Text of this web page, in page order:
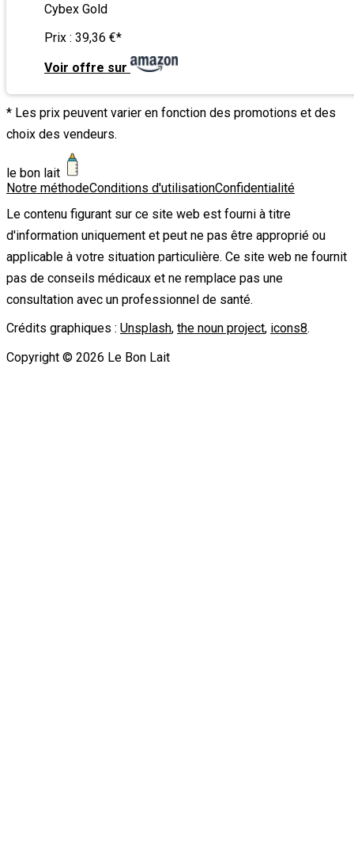
Cybex Gold
Prix : 39,36 €*
Voir offre sur
* Les prix peuvent varier en fonction des promotions et des
choix des vendeurs.
le bon lait
Notre méthodeConditions d'utilisationConfidentialité
Le contenu figurant sur ce site web est fourni à titre
d'information uniquement et peut ne pas être approprié ou
applicable à votre situation particulière. Ce site web ne fournit
pas de conseils médicaux et ne remplace pas une
consultation avec un professionnel de santé.
Crédits graphiques : Unsplash, the noun project, icons8.
Copyright © 2026 Le Bon Lait